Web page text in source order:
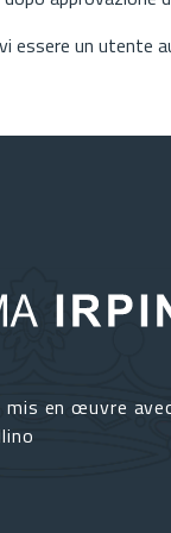
essere un utente
en œuvre